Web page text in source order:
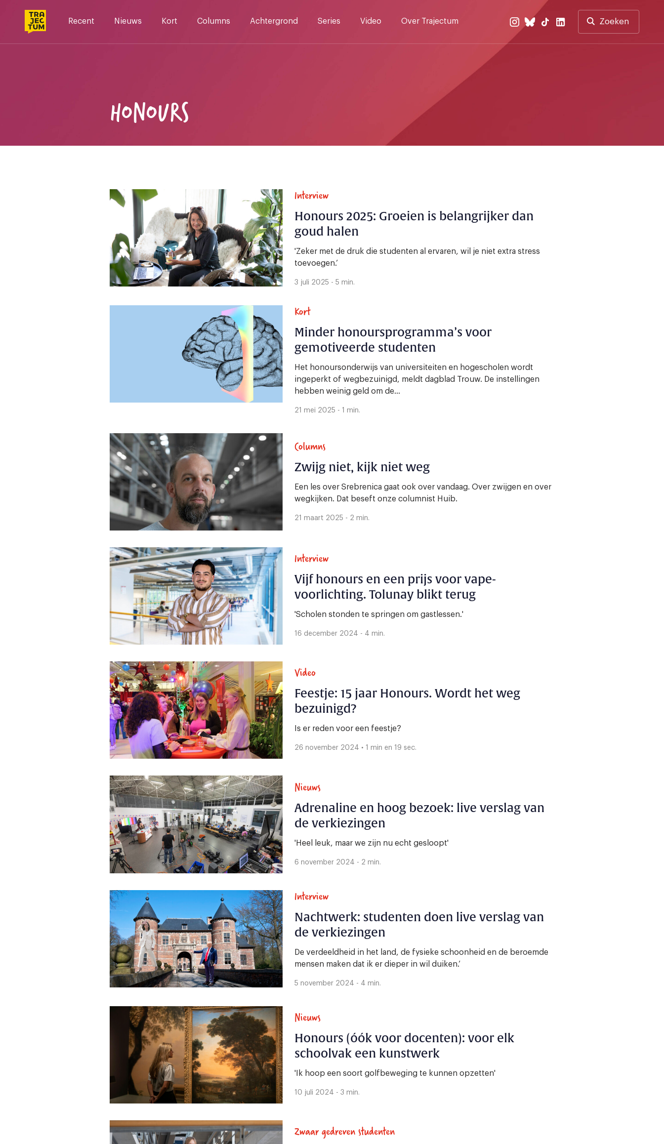
Recent Nieuws Kort Columns Achtergrond Series Video Over Trajectum Zoeken
HONOURS
Interview
Honours 2025: Groeien is belangrijker dan
goud halen
'Zeker met de druk die studenten al ervaren, wil je niet extra stress
toevoegen.’
3 juli 2025 - 5 min.
Kort
Minder honoursprogramma’s voor
gemotiveerde studenten
Het honoursonderwijs van universiteiten en hogescholen wordt
ingeperkt of wegbezuinigd, meldt dagblad Trouw. De instellingen
hebben weinig geld om de...
21 mei 2025 - 1 min.
Columns
Zwijg niet, kijk niet weg
Een les over Srebrenica gaat ook over vandaag. Over zwijgen en over
wegkijken. Dat beseft onze columnist Huib.
21 maart 2025 - 2 min.
Interview
Vijf honours en een prijs voor vape-
voorlichting. Tolunay blikt terug
'Scholen stonden te springen om gastlessen.'
16 december 2024 - 4 min.
Video
Feestje: 15 jaar Honours. Wordt het weg
bezuinigd?
Is er reden voor een feestje?
26 november 2024 • 1 min en 19 sec.
Nieuws
Adrenaline en hoog bezoek: live verslag van
de verkiezingen
'Heel leuk, maar we zijn nu echt gesloopt'
6 november 2024 - 2 min.
Interview
Nachtwerk: studenten doen live verslag van
de verkiezingen
De verdeeldheid in het land, de fysieke schoonheid en de beroemde
mensen maken dat ik er dieper in wil duiken.’
5 november 2024 - 4 min.
Nieuws
Honours (óók voor docenten): voor elk
schoolvak een kunstwerk
'Ik hoop een soort golfbeweging te kunnen opzetten'
10 juli 2024 - 3 min.
Zwaar gedreven studenten